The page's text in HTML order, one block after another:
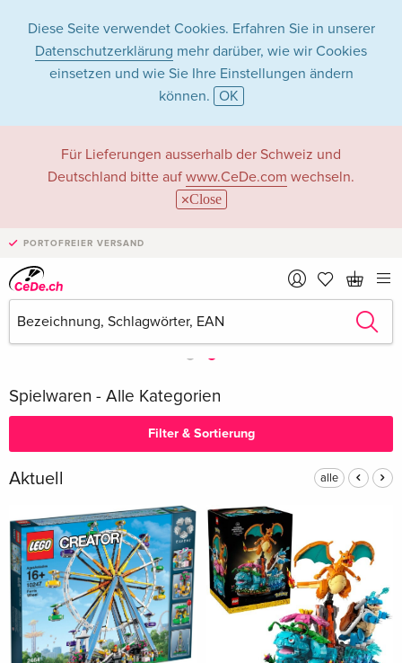
Diese Seite verwendet Cookies. Erfahren Sie in unserer
Datenschutzerklärung mehr darüber, wie wir Cookies
einsetzen und wie Sie Ihre Einstellungen ändern
können. OK
Für Lieferungen ausserhalb der Schweiz und
Deutschland bitte auf www.CeDe.com wechseln.
Close
PORTOFREIER VERSAND
Spielwaren - Alle Kategorien
Filter & Sortierung
Aktuell alle